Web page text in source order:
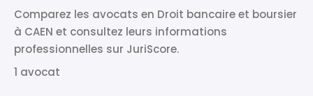
Comparez les avocats en Droit bancaire et boursier
à CAEN et consultez leurs informations
professionnelles sur JuriScore.
1 avocat